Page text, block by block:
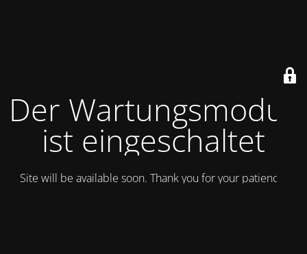
Der Wartungsmodus
ist eingeschaltet
Site will be available soon. Thank you for your patience!